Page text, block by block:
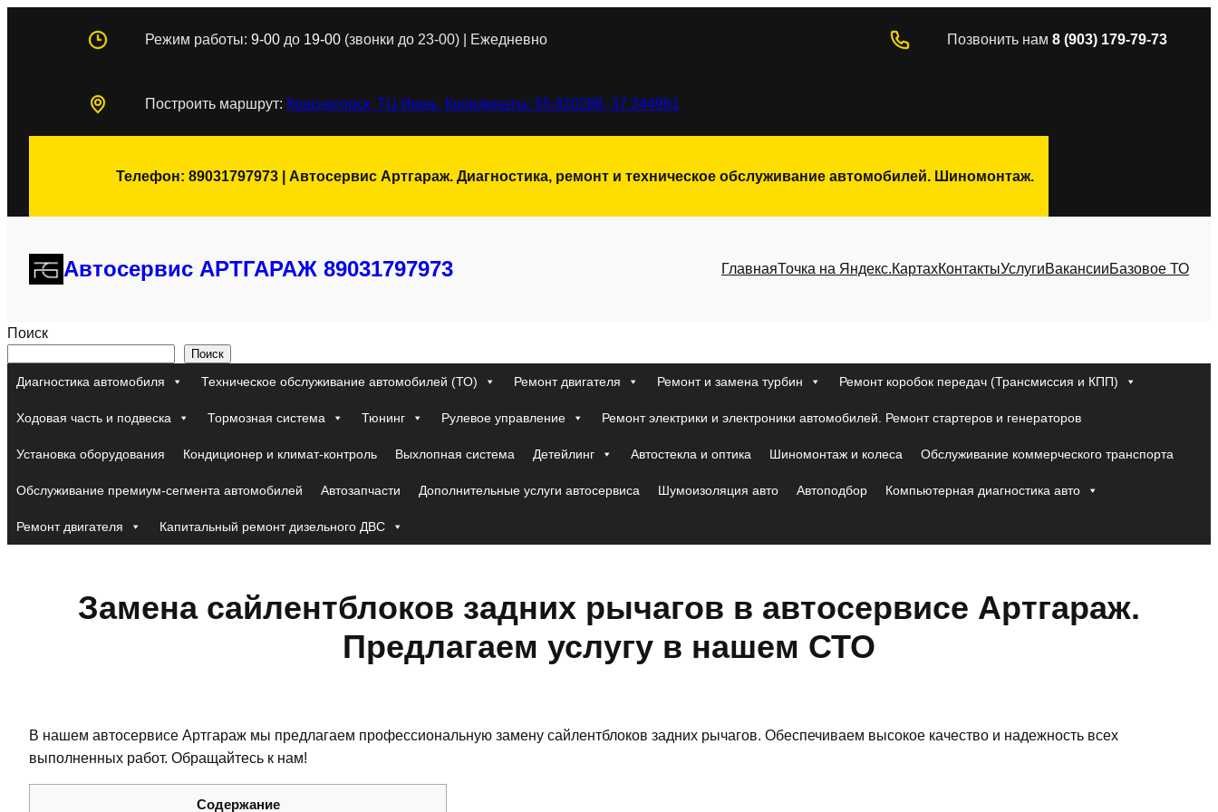
Режим работы: 9-00 до 19-00 (звонки до 23-00) | Ежедневно Позвонить нам 8 (903) 179-79-73
Построить маршрут: Красногорск, ТЦ Июнь, Координаты: 55.820288, 37.344961
Телефон: 89031797973 | Автосервис Артгараж. Диагностика, ремонт и техническое обслуживание автомобилей. Шиномонтаж.
Автосервис АРТГАРАЖ 89031797973 ГлавнаяТочка на Яндекс.КартахКонтактыУслугиВакансииБазовое ТО
Поиск
Поиск
Диагностика автомобиля Техническое обслуживание автомобилей (ТО) Ремонт двигателя Ремонт и замена турбин Ремонт коробок передач (Трансмиссия и КПП)
Ходовая часть и подвеска Тормозная система Тюнинг Рулевое управление Ремонт электрики и электроники автомобилей. Ремонт стартеров и генераторов
Установка оборудования Кондиционер и климат-контроль Выхлопная система Детейлинг Автостекла и оптика Шиномонтаж и колеса Обслуживание коммерческого транспорта
Обслуживание премиум-сегмента автомобилей Автозапчасти Дополнительные услуги автосервиса Шумоизоляция авто Автоподбор Компьютерная диагностика авто
Ремонт двигателя Капитальный ремонт дизельного ДВС
Замена сайлентблоков задних рычагов в автосервисе Артгараж.
Предлагаем услугу в нашем СТО
В нашем автосервисе Артгараж мы предлагаем профессиональную замену сайлентблоков задних рычагов. Обеспечиваем высокое качество и надежность всех
выполненных работ. Обращайтесь к нам!
Содержание